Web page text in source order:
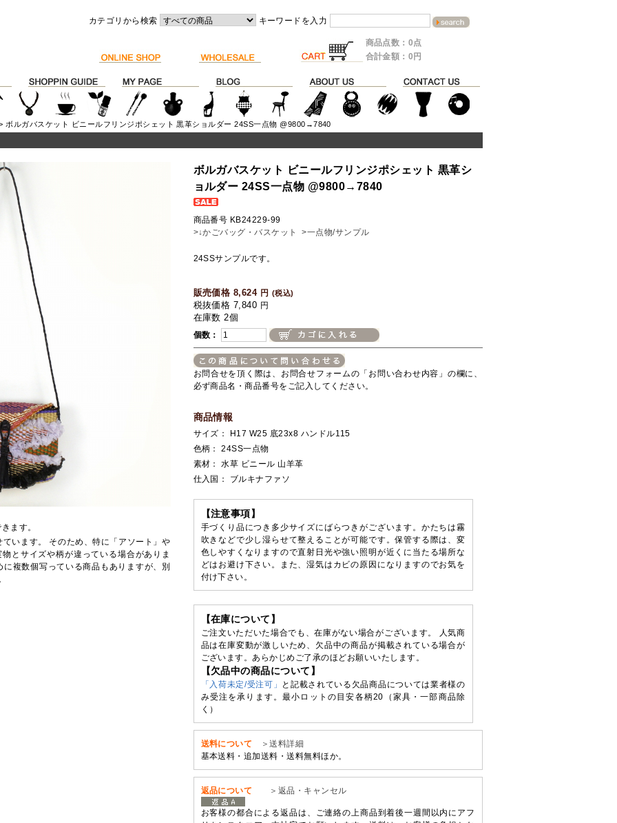
カテゴリから検索 キーワードを入力
商品点数：0点
合計金額：0円
ボルガバスケット ビニールフリンジポシェット 黒革ショルダー 24SS一点物 @9800→7840
ます。
います。 そのため、特に「アソート」や
とサイズや柄が違っている場合がありま
複数個写っている商品もありますが、別
ボルガバスケット ビニールフリンジポシェット 黒革シ
ョルダー 24SS一点物 @9800→7840
商品番号 KB24229-99
>↓かごバッグ・バスケット
>一点物/サンプル
24SSサンプルです。
販売価格 8,624 円 (税込)
税抜価格 7,840 円
在庫数 2個
個数：
お問合せを頂く際は、お問合せフォームの「お問い合わせ内容」の欄に、
必ず商品名・商品番号をご記入してください。
商品情報
サイズ： H17 W25 底23x8 ハンドル115
色柄： 24SS一点物
素材： 水草 ビニール 山羊革
仕入国： ブルキナファソ
【注意事項】
手づくり品につき多少サイズにばらつきがございます。かたちは霧
吹きなどで少し湿らせて整えることが可能です。保管する際は、変
色しやすくなりますので直射日光や強い照明が近くに当たる場所な
どはお避け下さい。また、湿気はカビの原因になりますのでお気を
付け下さい。
【在庫について】
ご注文いただいた場合でも、在庫がない場合がございます。 人気商
品は在庫変動が激しいため、欠品中の商品が掲載されている場合が
ございます。あらかじめご了承のほどお願いいたします。
【欠品中の商品について】
「入荷未定/受注可」
と記載されている欠品商品については業者様の
み受注を承ります。最小ロットの目安各柄20（家具・一部商品除
く）
送料について
＞送料詳細
基本送料・追加送料・送料無料ほか。
返品について ＞返品・キャンセル
お客様の都合による返品は、ご連絡の上商品到着後一週間以内にアフ